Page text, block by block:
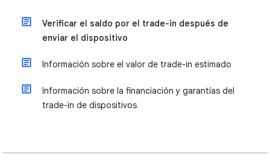
Verificar el saldo por el trade-in después de
enviar el dispositivo
Información sobre el valor de trade-in estimado
Información sobre la financiación y garantías del
trade-in de dispositivos